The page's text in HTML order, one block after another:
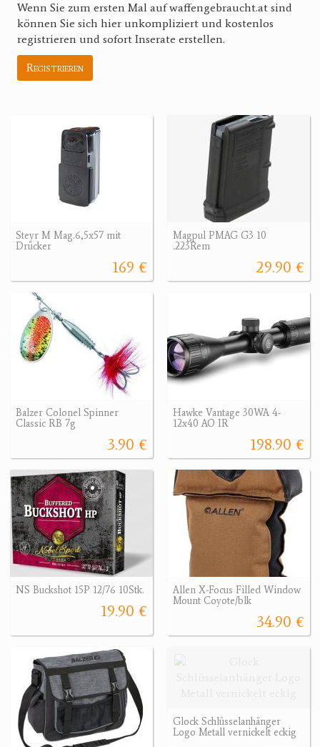
Wenn Sie zum ersten Mal auf waffengebraucht.at sind
können Sie sich hier unkompliziert und kostenlos
registrieren und sofort Inserate erstellen.
Registrieren
Steyr M Mag.6,5x57 mit
Drücker
169 €
Magpul PMAG G3 10
.223Rem
29.90 €
Balzer Colonel Spinner
Classic RB 7g
3.90 €
Hawke Vantage 30WA 4-
12x40 AO IR
198.90 €
NS Buckshot 15P 12/76 10Stk.
19.90 €
Allen X-Focus Filled Window
Mount Coyote/blk
34.90 €
Glock Schlüsselanhänger
Logo Metall vernickelt eckig